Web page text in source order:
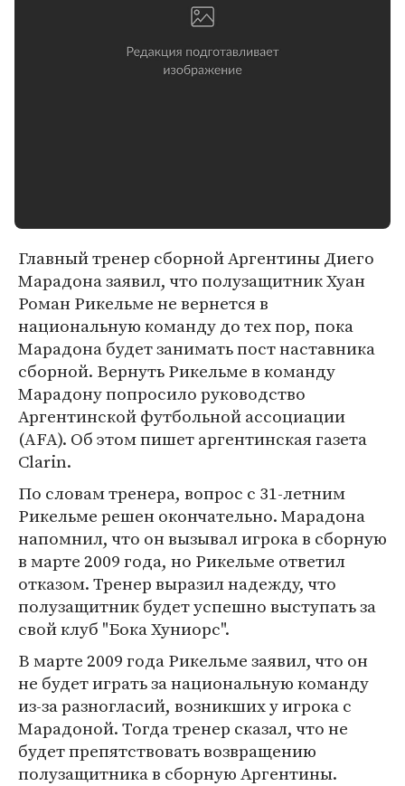
Главный тренер сборной Аргентины Диего
Марадона заявил, что полузащитник Хуан
Роман Рикельме не вернется в
национальную команду до тех пор, пока
Марадона будет занимать пост наставника
сборной. Вернуть Рикельме в команду
Марадону попросило руководство
Аргентинской футбольной ассоциации
(AFA). Об этом пишет аргентинская газета
Clarin.
По словам тренера, вопрос с 31-летним
Рикельме решен окончательно. Марадона
напомнил, что он вызывал игрока в сборную
в марте 2009 года, но Рикельме ответил
отказом. Тренер выразил надежду, что
полузащитник будет успешно выступать за
свой клуб "Бока Хуниорс".
В марте 2009 года Рикельме заявил, что он
не будет играть за национальную команду
из-за разногласий, возникших у игрока с
Марадоной. Тогда тренер сказал, что не
будет препятствовать возвращению
полузащитника в сборную Аргентины.